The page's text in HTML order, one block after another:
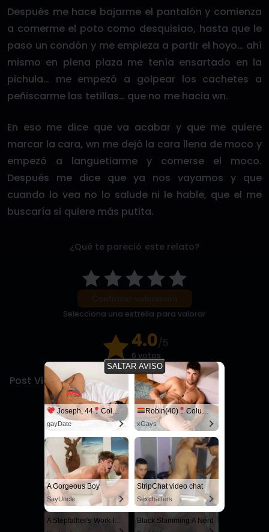
Después me hace bajarme el pantalón y comienza
a comerme el poto como desquisiao, hasta que le
paso un condón y me empieza a partir el hoyo… ahí
mismo en plena plaza me tenía ensartado en la
pichula… me empezó a golpear los cachetes a
peñiscarme las tetillas… que no me hacia wn.
En eso me dice que va acabar y que me quiere
marcar la cara, wn me dejó la cara llena de moco y
empezó a languetiarme y comerse el moco.
Después me dice que ya nos vayamos y que
cuando lo vea no lo salude ni le hable, que el me
buscaría si quiere más putita.
¿Qué te pareció este relato?
Selecciona una estrella para valorar
4.0/5
6 votos
Post Views:1.346
RedhandsTube
Live Cams with Amateur Men
Sexchatters
A Stepfather's Work Is Never Done Black Slamming A Nerd
Joseph, 44 Columbus
gayDate
Robin(40) Columbus
xGays
A Gorgeous Boy
SayUncle
StripChat video chat
Sexchatters
SALTAR AVISO